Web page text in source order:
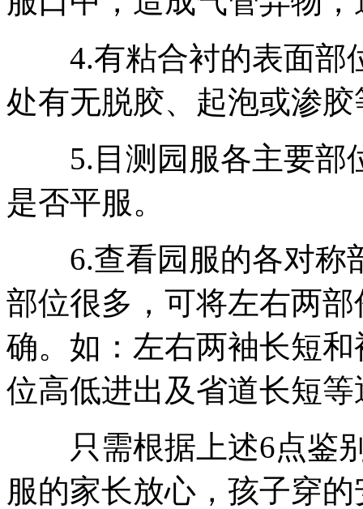
4.有粘合衬的表面部
处有无脱胶、起泡或渗
5.目测园服各主要部
是否平服。
6.查看园服的各对称
部位很多，可将左右两
确。如：左右两袖长短
位高低进出及省道长短
只需根据上述6点鉴别
服的家长放心，孩子穿